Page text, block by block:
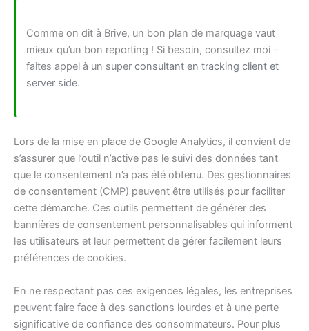
Comme on dit à Brive, un bon plan de marquage vaut
mieux qu’un bon reporting ! Si besoin, consultez moi -
faites appel à un super consultant en tracking client et
server side.
Lors de la mise en place de Google Analytics, il convient de
s’assurer que l’outil n’active pas le suivi des données tant
que le consentement n’a pas été obtenu. Des gestionnaires
de consentement (CMP) peuvent être utilisés pour faciliter
cette démarche. Ces outils permettent de générer des
bannières de consentement personnalisables qui informent
les utilisateurs et leur permettent de gérer facilement leurs
préférences de cookies.
En ne respectant pas ces exigences légales, les entreprises
peuvent faire face à des sanctions lourdes et à une perte
significative de confiance des consommateurs. Pour plus